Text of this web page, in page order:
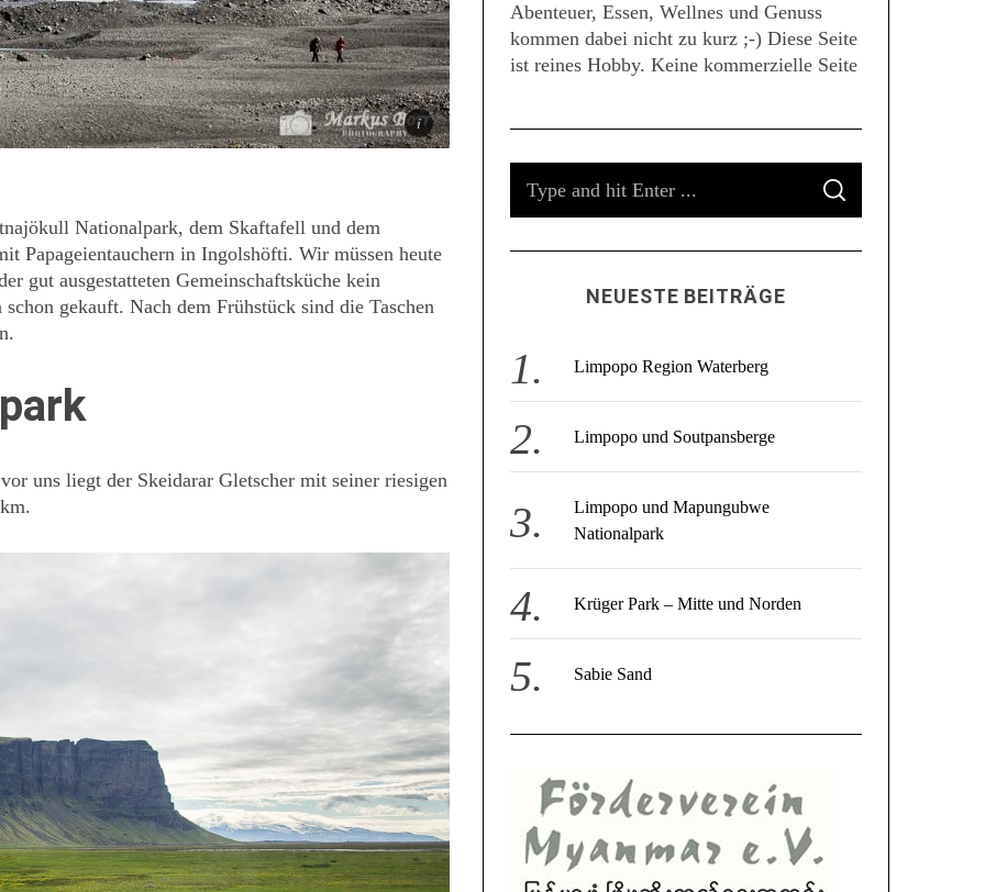
Nationalpark, dem Skaftafell und dem
Papageientauchern in Ingolshöfti. Wir müssen heute
gut ausgestatteten Gemeinschaftsküche kein
gekauft. Nach dem Frühstück sind die Taschen
uns liegt der Skeidarar Gletscher mit seiner riesigen
Abenteuer, Essen, Wellnes und Genuss
kommen dabei nicht zu kurz ;-) Diese Seite
ist reines Hobby. Keine kommerzielle Seite
r
o
r
S
A
C
NEUESTE BEITRÄGE
Limpopo Region Waterberg
Limpopo und Soutpansberge
Limpopo und Mapungubwe
Nationalpark
Krüger Park – Mitte und Norden
Sabie Sand